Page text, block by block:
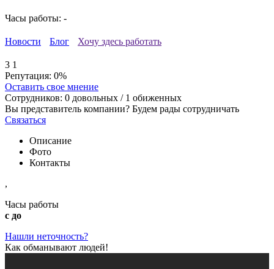
Часы работы: -
Новости Блог Хочу здесь работать
3 1
Репутация: 0%
Оставить свое мнение
Сотрудников: 0 довольных / 1 обиженных
Вы представитель компании? Будем рады сотрудничать
Связаться
Описание
Фото
Контакты
,
Часы работы
с до
Нашли неточность?
Как обманывают людей!